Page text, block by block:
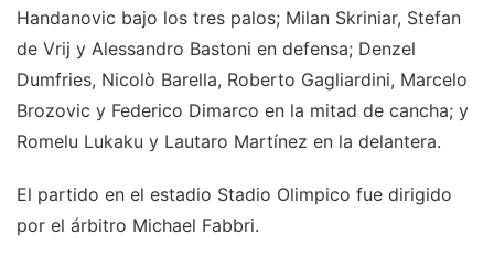
Handanovic bajo los tres palos; Milan Skriniar, Stefan
de Vrij y Alessandro Bastoni en defensa; Denzel
Dumfries, Nicolò Barella, Roberto Gagliardini, Marcelo
Brozovic y Federico Dimarco en la mitad de cancha; y
Romelu Lukaku y Lautaro Martínez en la delantera.
El partido en el estadio Stadio Olimpico fue dirigido
por el árbitro Michael Fabbri.